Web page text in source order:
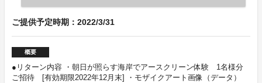
ご提供予定時期：2022/3/31
概要
●リターン内容 ・朝日が照らす海岸でアースクリーン体験 1名様分
ご招待 [有効期限2022年12月末] ・モザイクアート画像（データ）